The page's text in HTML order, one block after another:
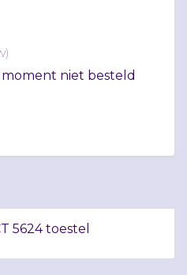
)
niet besteld
5624 toestel